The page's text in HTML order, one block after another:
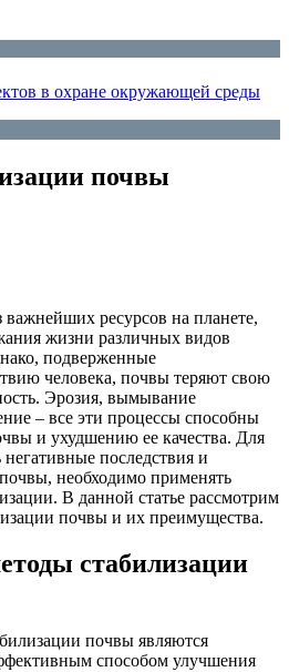
в охране окружающей среды
почвы
ресурсов на планете,
жизни различных видов
подверженные
человека, почвы теряют свою
Эрозия, вымывание
– все эти процессы способны
и ухудшению ее качества. Для
последствия и
необходимо применять
В данной статье рассмотрим
почвы и их преимущества.
стабилизации
почвы являются
способом улучшения